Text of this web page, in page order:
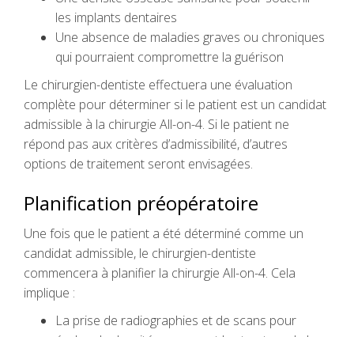
les implants dentaires
Une absence de maladies graves ou chroniques
qui pourraient compromettre la guérison
Le chirurgien-dentiste effectuera une évaluation
complète pour déterminer si le patient est un candidat
admissible à la chirurgie All-on-4. Si le patient ne
répond pas aux critères d’admissibilité, d’autres
options de traitement seront envisagées.
Planification préopératoire
Une fois que le patient a été déterminé comme un
candidat admissible, le chirurgien-dentiste
commencera à planifier la chirurgie All-on-4. Cela
implique :
La prise de radiographies et de scans pour